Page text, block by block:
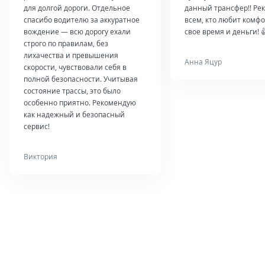
для долгой дороги. Отдельное
спасибо водителю за аккуратное
вождение — всю дорогу ехали
строго по правилам, без
лихачества и превышения
скорости, чувствовали себя в
полной безопасности. Учитывая
состояние трассы, это было
особенно приятно. Рекомендую
как надежный и безопасный
сервис!
Виктория
данный трансфер!!
всем, кто любит
свое время и деньги!
Анна Яцур